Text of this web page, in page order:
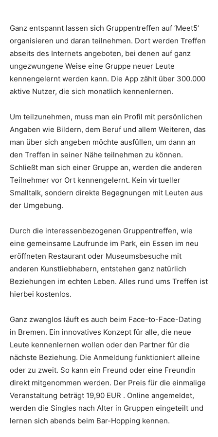
Ganz entspannt lassen sich Gruppentreffen auf ‘Meet5‘
organisieren und daran teilnehmen. Dort werden Treffen
abseits des Internets angeboten, bei denen auf ganz
ungezwungene Weise eine Gruppe neuer Leute
kennengelernt werden kann. Die App zählt über 300.000
aktive Nutzer, die sich monatlich kennenlernen.
Um teilzunehmen, muss man ein Profil mit persönlichen
Angaben wie Bildern, dem Beruf und allem Weiteren, das
man über sich angeben möchte ausfüllen, um dann an
den Treffen in seiner Nähe teilnehmen zu können.
Schließt man sich einer Gruppe an, werden die anderen
Teilnehmer vor Ort kennengelernt. Kein virtueller
Smalltalk, sondern direkte Begegnungen mit Leuten aus
der Umgebung.
Durch die interessenbezogenen Gruppentreffen, wie
eine gemeinsame Laufrunde im Park, ein Essen im neu
eröffneten Restaurant oder Museumsbesuche mit
anderen Kunstliebhabern, entstehen ganz natürlich
Beziehungen im echten Leben. Alles rund ums Treffen ist
hierbei kostenlos.
Ganz zwanglos läuft es auch beim Face-to-Face-Dating
in Bremen. Ein innovatives Konzept für alle, die neue
Leute kennenlernen wollen oder den Partner für die
nächste Beziehung. Die Anmeldung funktioniert alleine
oder zu zweit. So kann ein Freund oder eine Freundin
direkt mitgenommen werden. Der Preis für die einmalige
Veranstaltung beträgt 19,90 EUR . Online angemeldet,
werden die Singles nach Alter in Gruppen eingeteilt und
lernen sich abends beim Bar-Hopping kennen.